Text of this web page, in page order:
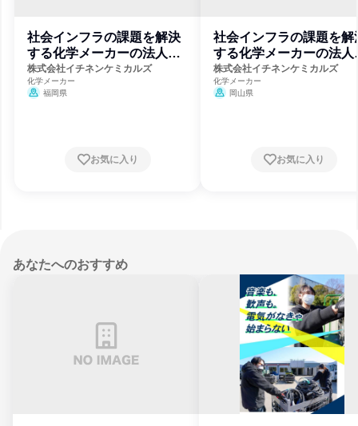
社会インフラの課題を解決
する化学メーカーの法人営
業(福岡)
株式会社イチネンケミカルズ
化学メーカー
福岡県
お気に入り
社会インフラの課題を解
する化学メーカーの法人
業(岡山)
株式会社イチネンケミカルズ
化学メーカー
岡山県
お気に入り
あなたへのおすすめ